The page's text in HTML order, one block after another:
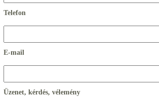
Telefon
E-mail
Üzenet, kérdés, vélemény